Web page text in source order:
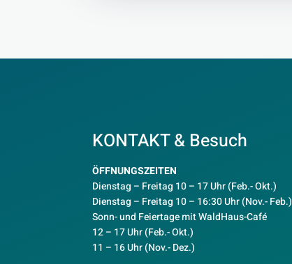
KONTAKT & Besuch
ÖFFNUNGSZEITEN
Dienstag – Freitag 10 – 17 Uhr (Feb.- Okt.)
Dienstag – Freitag 10 – 16:30 Uhr (Nov.- Feb.)
Sonn- und Feiertage mit WaldHaus-Café
12 – 17 Uhr (Feb.- Okt.)
11 – 16 Uhr (Nov.- Dez.)